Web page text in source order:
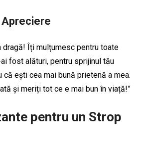
dragă! Îți mulțumesc pentru toate
fost alături, pentru sprijinul tău
ești cea mai bună prietenă a mea.
și meriți tot ce e mai bun în viață!”
pentru un Strop